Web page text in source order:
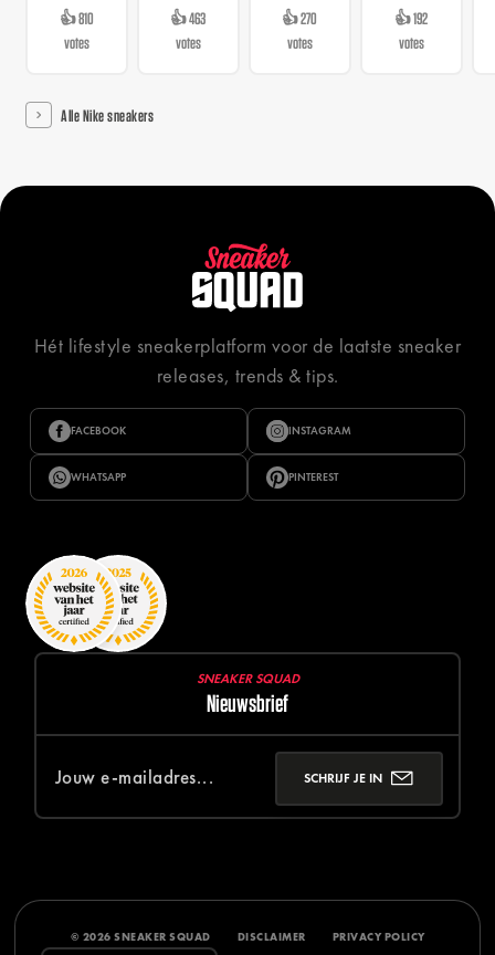
👍 810
votes
👍 463
votes
👍 270
votes
👍 192
votes
Alle Nike sneakers
Hét lifestyle sneakerplatform voor de laatste sneaker
releases, trends & tips.
FACEBOOK INSTAGRAM
WHATSAPP PINTEREST
SNEAKER SQUAD
Nieuwsbrief
SCHRIJF JE IN
© 2026 SNEAKER SQUAD DISCLAIMER PRIVACY POLICY